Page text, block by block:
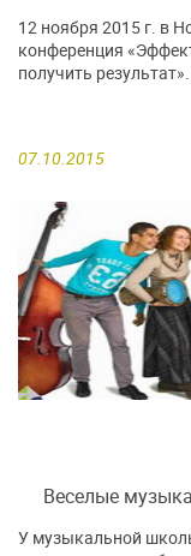
07.10.2015
12 ноября 2015 г. в
конференция
получить результат».
Веселые
У музыкальной